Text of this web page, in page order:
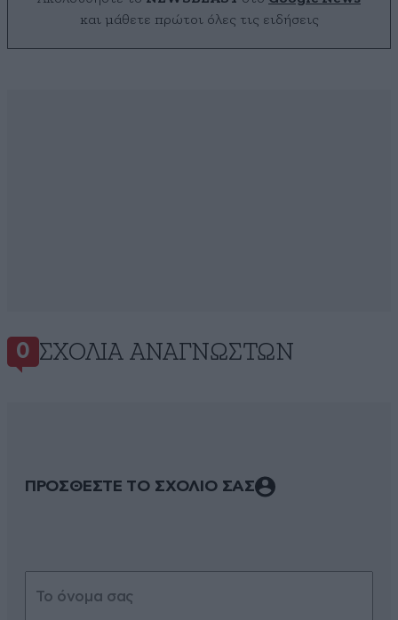
και μάθετε πρώτοι όλες τις ειδήσεις
0 ΣΧΌΛΙΑ ΑΝΑΓΝΩΣΤΏΝ
ΠΡΟΣΘΕΣΤΕ ΤΟ ΣΧΟΛΙΟ ΣΑΣ